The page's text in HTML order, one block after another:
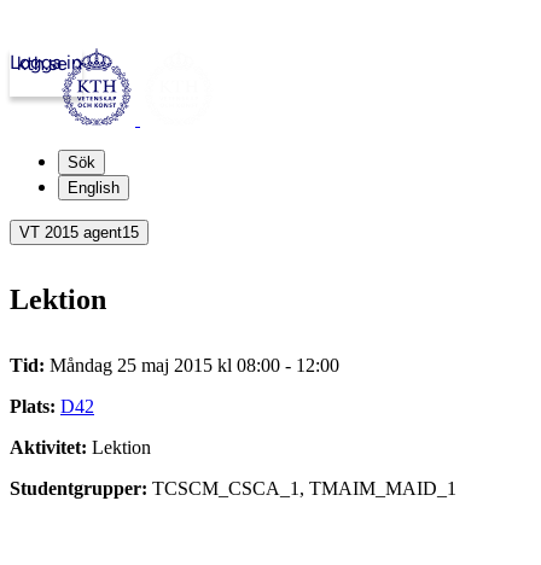
kth.se
Logga in
Sök
English
VT 2015 agent15
Lektion
Tid: Måndag 25 maj 2015 kl 08:00 - 12:00
Plats: D42
Aktivitet: Lektion
Studentgrupper: TCSCM_CSCA_1, TMAIM_MAID_1